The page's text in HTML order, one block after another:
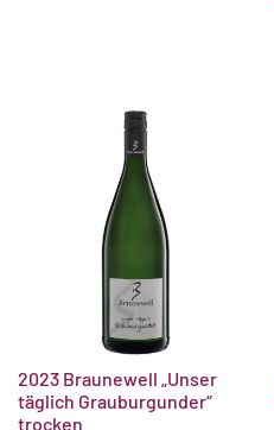
2023 Braunewell „Unser
täglich Grauburgunder“
trocken